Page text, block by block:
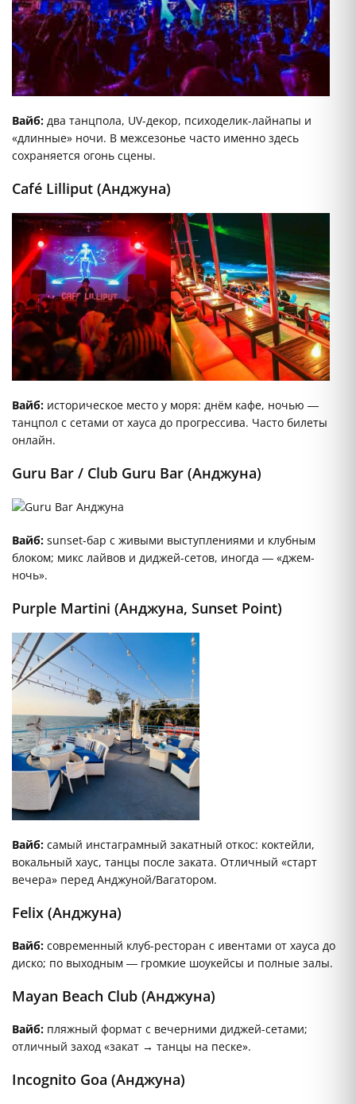
Вайб: два танцпола, UV-декор, психоделик-лайнапы и
«длинные» ночи. В межсезонье часто именно здесь
сохраняется огонь сцены.
Café Lilliput (Анджуна)
Вайб: историческое место у моря: днём кафе, ночью —
танцпол с сетами от хауса до прогрессива. Часто билеты
онлайн.
Guru Bar / Club Guru Bar (Анджуна)
Вайб: sunset-бар с живыми выступлениями и клубным
блоком; микс лайвов и диджей-сетов, иногда — «джем-
ночь».
Purple Martini (Анджуна, Sunset Point)
Вайб: самый инстаграмный закатный откос: коктейли,
вокальный хаус, танцы после заката. Отличный «старт
вечера» перед Анджуной/Вагатором.
Felix (Анджуна)
Вайб: современный клуб-ресторан с ивентами от хауса до
диско; по выходным — громкие шоукейсы и полные залы.
Mayan Beach Club (Анджуна)
Вайб: пляжный формат с вечерними диджей-сетами;
отличный заход «закат → танцы на песке».
Incognito Goa (Анджуна)